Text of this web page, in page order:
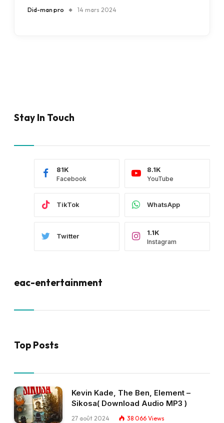
Did-man pro 14 mars 2024
Stay In Touch
Facebook
81K
YouTube
8.1K
TikTok WhatsApp
Twitter
Instagram
1.1K
eac-entertainment
Top Posts
Kevin Kade, The Ben, Element –
Sikosa( Download Audio MP3 )
27 août 2024 38 066 Views